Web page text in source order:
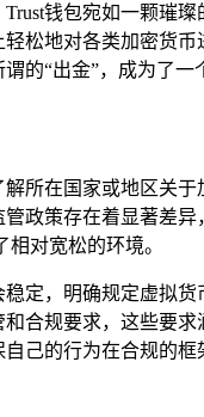
钱包宛如一颗璀
松地对各类加密货
的“出金”，成为了
所在国家或地区关
政策存在着显著差
对宽松的环境。
定，明确规定虚拟
合规要求，这些要
己的行为在合规的